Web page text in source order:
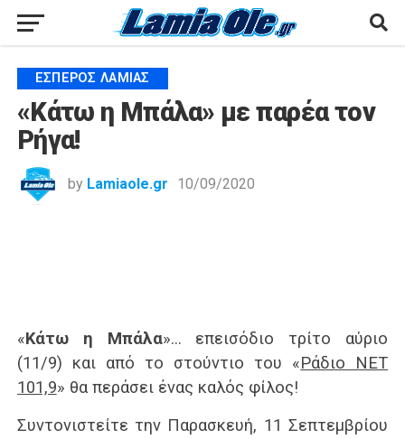
ΈΣΠΕΡΟΣ ΛΑΜΊΑΣ
«Κάτω η Μπάλα» με παρέα τον
Ρήγα!
by Lamiaole.gr 10/09/2020
«Κάτω η Μπάλα»… επεισόδιο τρίτο αύριο
(11/9) και από το στούντιο του «Ράδιο ΝΕΤ
101,9» θα περάσει ένας καλός φίλος!
Συντονιστείτε την Παρασκευή, 11 Σεπτεμβρίου